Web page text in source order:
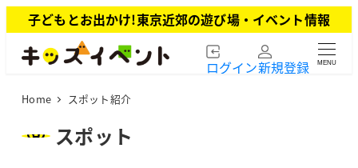
イ
子どもとお出かけ!東京近郊の遊び場・イベント情報
ログイン新規登録 MENU
Home スポット紹介
スポット